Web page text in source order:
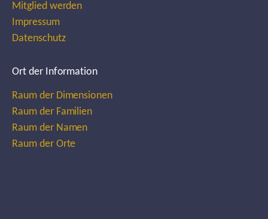
Mitglied werden
Impressum
Datenschutz
Ort der Information
Raum der Dimensionen
Raum der Familien
Raum der Namen
Raum der Orte